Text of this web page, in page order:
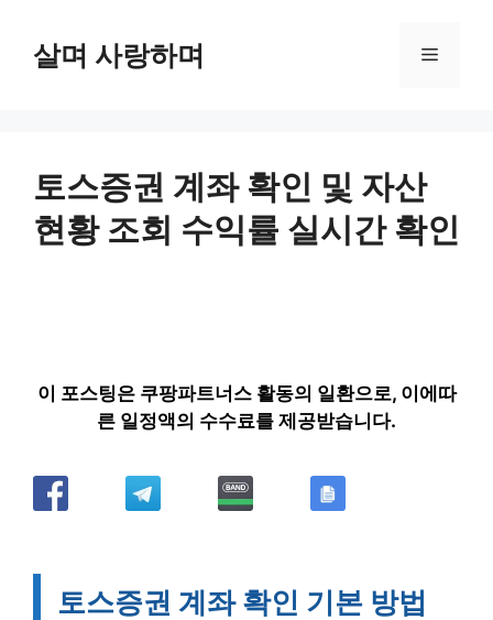
살며 사랑하며 메
토스증권 계좌 확인 및 자산
현황 조회 수익률 실시간 확인
이 포스팅은 쿠팡파트너스 활동의 일환으로, 이에따
른 일정액의 수수료를 제공받습니다.
토스증권 계좌 확인 기본 방법